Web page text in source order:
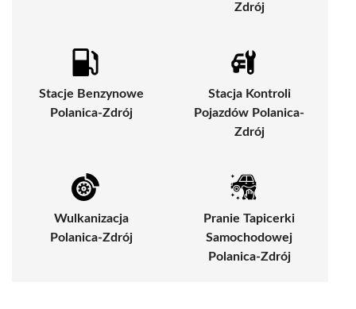
Zdrój
Stacje Benzynowe
Polanica-Zdrój
Stacja Kontroli
Pojazdów Polanica-
Zdrój
Wulkanizacja
Polanica-Zdrój
Pranie Tapicerki
Samochodowej
Polanica-Zdrój